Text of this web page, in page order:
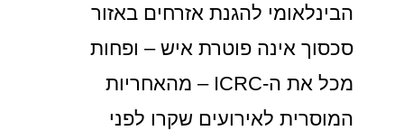
הבינלאומי להגנת אזרחים באזור
סכסוך אינה פוטרת איש – ופחות
מכל את ה-ICRC – מהאחריות
המוסרית לאירועים שקרו לפני